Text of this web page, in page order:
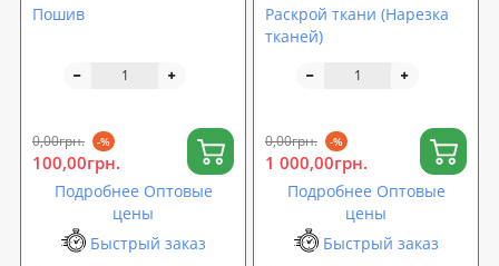
Пошив
0,00грн. -%
100,00грн.
Подробнее Оптовые
цены
Быстрый заказ
Раскрой ткани (Нарезка
тканей)
0,00грн. -%
1 000,00грн.
Подробнее Оптовые
цены
Быстрый заказ